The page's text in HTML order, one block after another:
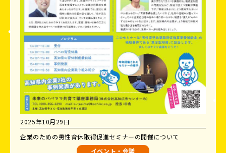
2025年10月29日
企業のための男性育休取得促進セミナーの開催について
イベント・会議